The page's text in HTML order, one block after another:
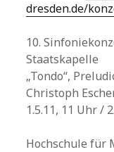
dresden.de/
10.
Staatskapelle
„Tondo“,
Christoph
1.5.11, 11 Uhr /
Hochschule für